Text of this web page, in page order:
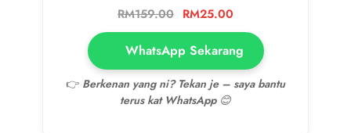
RM159.00 RM25.00
WhatsApp Sekarang
👉 Berkenan yang ni? Tekan je – saya bantu
terus kat WhatsApp 😊